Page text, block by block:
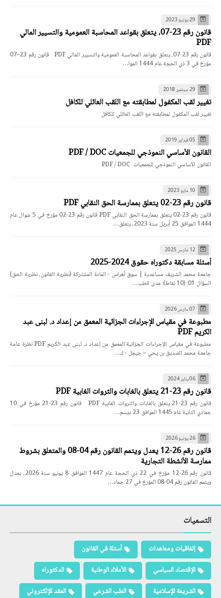
29 يونيو 2023
قانون رقم 23-07، يتعلق بقواعد المحاسبة العمومية والتسيير المالي
PDF
قانون رقم 23-07، يتعلق بقواعد المحاسبة العمومية والتسيير المالي PDF قانون رقم 23–07
مؤرخ في 3 ذي الحجة عام 1444 الموا…
29 سبتمبر 2018
تغيير لقب المكفول لمطابقته مع اللقب العائلي للكافل
تغيير لقب المكفول لمطابقته مع اللقب العائلي للكافل
05 فبراير 2019
القانون الأساسي النموذجي للجمعيات PDF / DOC
القانون الأساسي النموذجي للجمعيات PDF / DOC
10 مايو 2023
قانون رقم 23-02 يتعلق بممارسة الحق النقابي PDF
قانون رقم 23-02 يتعلق بممارسة الحق النقابي PDF قانون رقم 23-02 مؤرخ في 5 شوال عام
1444 الموافق 25 أبريل سنة 2023، يتعلق…
12 مارس 2025
أسئلة مسابقة دكتوراه حقوق 2024-2025
جامعة محمد الشريف مساعدية | سوق أهراس - المادة المشتركة (نظرية القانون، نظرية الحق)
السؤال 01: (10 نقاط): مدى انطب…
07 مارس 2026
مطبوعة في مقياس الإجراءات الجزائية المعمق من إعداد د. لبنى عبد
الكريم PDF
مطبوعة في مقياس الإجراءات الجزائية المعمق من إعداد د. لبنى عبد الكريم PDF نظرة عامة
جامعة محمد الصديق بن يحي – جيجل - ك…
06 يناير 2024
قانون رقم 23-21 يتعلق بالغابات والثروات الغابية PDF
قانون رقم 23-21 يتعلق بالغابات والثروات الغابية PDF قانون رقم 23-21 مؤرخ في 10
جمادي الثانية عام 1445 الموافق 23 ديسم…
26 يونيو 2026
قانون رقم 26-12 يعدل ويتمم القانون رقم 04-08 والمتعلق بشروط
ممارسة الأنشطة التجارية
قانون رقم 26-12 مؤرخ في 22 ذي الحجة عام 1447 الموافق 8 يونيو سنة 2026، يعدل
ويتمم القانون رقم 04-08 المؤرخ في 27 جماد…
التسميات
إتفاقيات ومعاهدات
أسئلة في القانون
الإقتصاد السياسي
الأملاك الوطنية
الدكتوراه
الشريعة الإسلامية
الطب الشرعي العقد الإلكتروني